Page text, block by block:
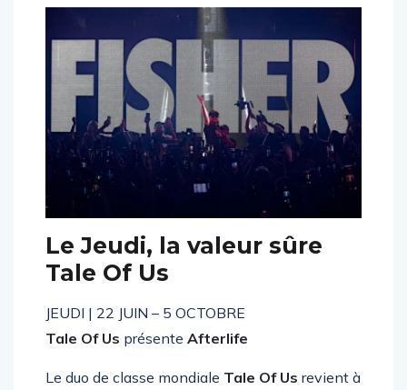
Le Jeudi, la valeur sûre
Tale Of Us
JEUDI | 22 JUIN – 5 OCTOBRE
Tale Of Us présente Afterlife
Le duo de classe mondiale Tale Of Us revient à